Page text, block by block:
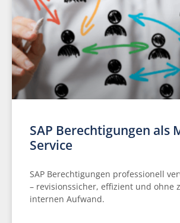
SAP Berechtigungen als
Service
SAP Berechtigungen professionell
– revisionssicher, effizient und ohne
internen Aufwand.